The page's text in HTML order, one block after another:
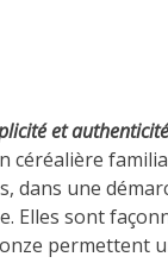
et authenticité
dans une
Elles sont
permettent